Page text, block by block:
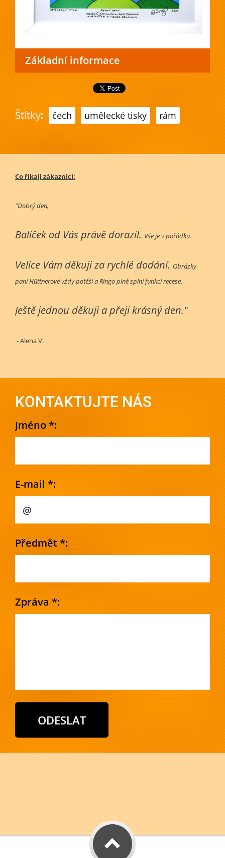
Základní informace
Štítky: čech umělecké tisky rám
Co říkají zákazníci:
"Dobrý den,
Balíček od Vás právě dorazil. Vše je v pořádku.
Velice Vám děkuji za rychlé dodání. Obrázky
paní Hüttnerové vždy potěší a Ringo plně splní funkci recese.
Ještě jednou děkuji a přeji krásný den."
- Alena V.
KONTAKTUJTE NÁS
Jméno *:
E-mail *:
Předmět *:
Zpráva *: